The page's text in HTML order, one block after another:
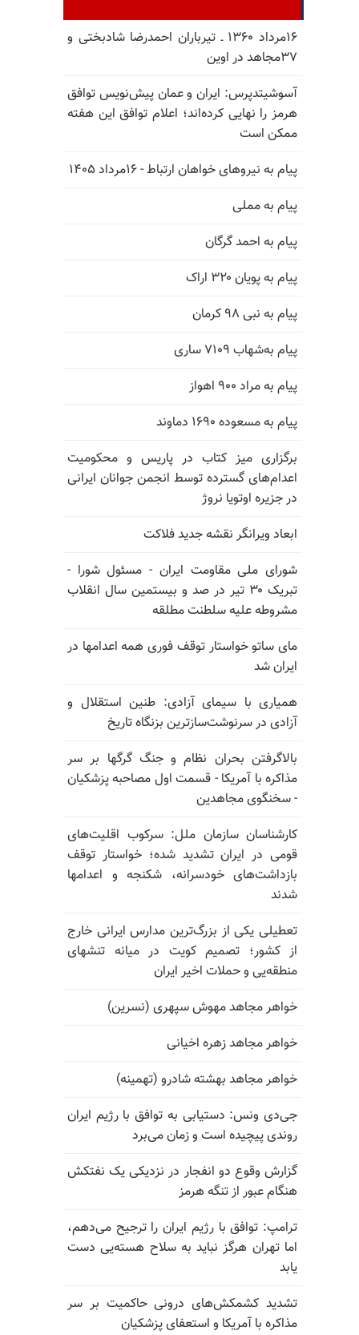
۱۶مرداد ۱۳۶۰ ـ تیرباران احمدرضا شادبختی و
۳۷مجاهد در اوین
آسوشیتدپرس: ایران و عمان پیش‌نویس توافق
هرمز را نهایی کرده‌اند؛ اعلام توافق این هفته
ممکن است
پیام به نیروهای خواهان ارتباط - ۱۶مرداد ۱۴۰۵
پیام به مملی
پیام به احمد گرگان
پیام به پویان ۳۲۰ اراک
پیام به نبی ۹۸ کرمان
پیام به‌شهاب ۷۱۰۹ ساری
پیام به مراد ۹۰۰ اهواز
پیام به مسعوده ۱۶۹۰ دماوند
برگزاری میز کتاب در پاریس و محکومیت
اعدام‌های گسترده توسط انجمن جوانان ایرانی
در جزیره اوتویا نروژ
ابعاد ویرانگر نقشه جدید فلاکت
شورای ملی مقاومت ایران - مسئول شورا -
تبریک ۳۰ تیر در صد و بیستمین سال انقلاب
مشروطه علیه سلطنت مطلقه
مای ساتو خواستار توقف فوری همه اعدامها در
ایران شد
همیاری با سیمای آزادی: طنین استقلال و
آزادی در سرنوشت‌سازترین بزنگاه تاریخ
بالا‌گرفتن بحران نظام و جنگ گرگها بر سر
مذاکره با آمریکا - قسمت اول مصاحبه پزشکیان
- سخنگوی مجاهدین
کارشناسان سازمان ملل: سرکوب اقلیت‌های
قومی در ایران تشدید شده؛ خواستار توقف
بازداشت‌های خودسرانه، شکنجه و اعدامها
شدند
تعطیلی یکی از بزرگ‌ترین مدارس ایرانی خارج
از کشور؛ تصمیم کویت در میانه تنشهای
منطقه‌یی و حملات اخیر ایران
خواهر مجاهد مهوش سپهری (نسرین)
خواهر مجاهد زهره اخیانی
خواهر مجاهد بهشته شادرو (تهمینه)
جی‌دی ونس: دستیابی به توافق با رژیم ایران
روندی پیچیده است و زمان می‌برد
گزارش وقوع دو انفجار در نزدیکی یک نفتکش
هنگام عبور از تنگه هرمز
ترامپ: توافق با رژیم ایران را ترجیح می‌دهم،
اما تهران هرگز نباید به سلاح هسته‌یی دست
یابد
تشدید کشمکش‌های درونی حاکمیت بر سر
مذاکره با آمریکا و استعفای پزشکیان